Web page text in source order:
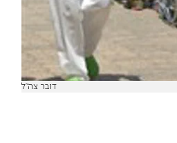
דובר צה"ל